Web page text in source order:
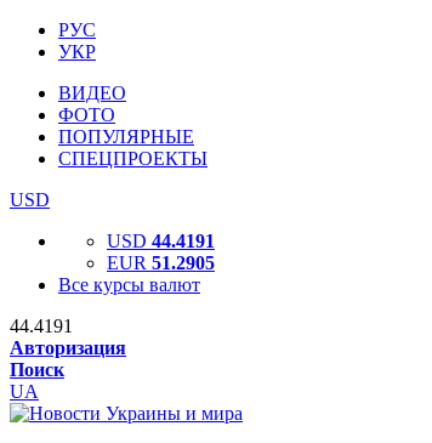
РУС
УКР
ВИДЕО
ФОТО
ПОПУЛЯРНЫЕ
СПЕЦПРОЕКТЫ
USD
USD 44.4191
EUR 51.2905
Все курсы валют
44.4191
Авторизация
Поиск
UA